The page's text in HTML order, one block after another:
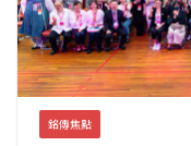
銘傳焦點